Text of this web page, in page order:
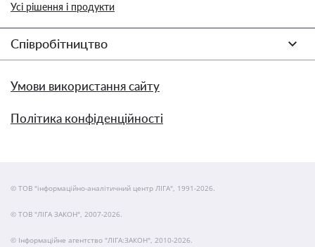
Усі рішення і продукти
Співробітництво
Умови використання сайту
Політика конфіденційності
© ТОВ "інформаційно-аналітичний центр ЛІГА", 1991-2026.
© ТОВ "ЛІГА ЗАКОН", 2007-2026.
© Інформаційне агентство "ЛІГА:ЗАКОН", 2010-2026.